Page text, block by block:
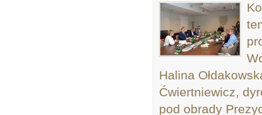
Halina
Ćwiertniewicz,
pod obrady